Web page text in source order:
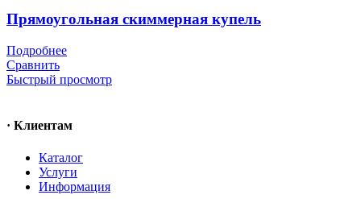
Прямоугольная скиммерная купель
Подробнее
Сравнить
Быстрый просмотр
· Клиентам
Каталог
Услуги
Информация